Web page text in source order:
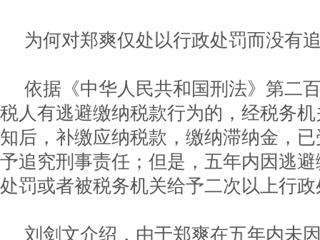
为何对郑爽仅处以行政处罚而没有
依据《中华人民共和国刑法》第二
税人有逃避缴纳税款行为的，经税务
知后，补缴应纳税款，缴纳滞纳金，
予追究刑事责任；但是，五年内因逃
处罚或者被税务机关给予二次以上行
刘剑文介绍，由于郑爽在五年内未